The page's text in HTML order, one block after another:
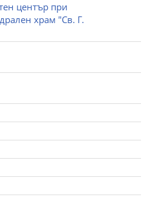
център при
храм "Св. Г.